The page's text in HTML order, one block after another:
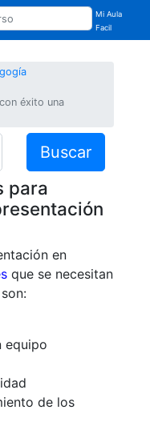
Mi Aula
Facil
éxito una
Buscar
para
en
que se necesitan
equipo
de los